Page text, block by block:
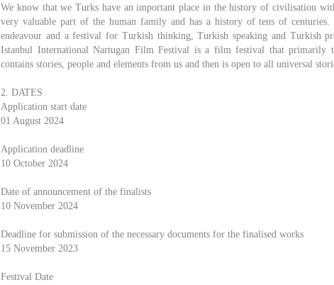
We know that we Turks have an important place in the history of civilisation
very valuable part of the human family and has a history of tens of
endeavour and a festival for Turkish thinking, Turkish speaking and Turkish
Istanbul International Nartugan Film Festival is a film festival that primarily
contains stories, people and elements from us and then is open to all universal
2. DATES
Application start date
01 August 2024
Application deadline
10 October 2024
Date of announcement of the finalists
10 November 2024
Deadline for submission of the necessary documents for the finalised works
15 November 2023
Festival Date